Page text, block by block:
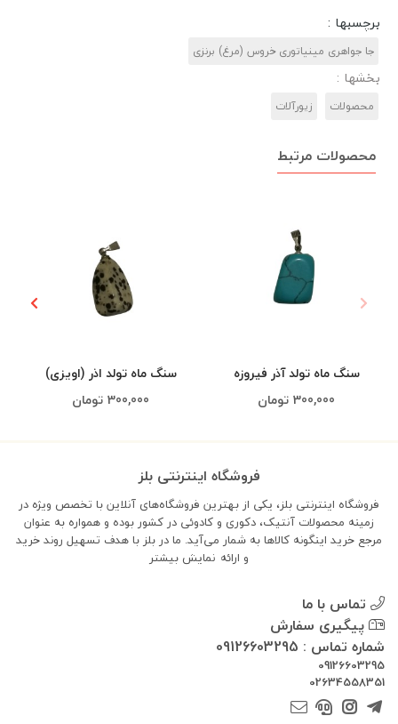
برچسبها :
جا جواهری مینیاتوری خروس (مرغ) برنزی
بخشها :
محصولات زیورآلات
محصولات مرتبط
سنگ ماه تولد آذر فیروزه
(اویزی)
300,000 تومان
سنگ ماه تولد اذر (اویزی)
300,000 تومان
فروشگاه اینترنتی بلز
فروشگاه اینترنتی بلز، یکی از بهترین فروشگاه‌های آنلاین با تخصص ویژه در
زمینه محصولات آنتیک، دکوری و کادوئی در کشور بوده و همواره به عنوان
مرجع خرید اینگونه کالاها به شمار می‌آید. ما در بلز با هدف تسهیل روند خرید
و ارائه نمایش بیشتر
تماس با ما
پیگیری سفارش
شماره تماس : 09126603295
09126603295
02634558351